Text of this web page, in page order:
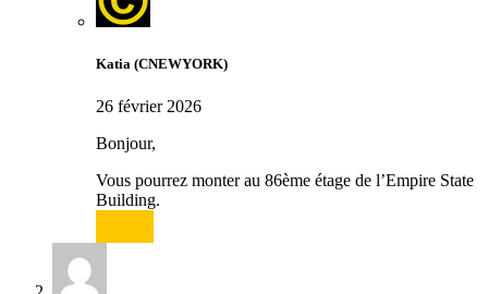
Katia (CNEWYORK)
26 février 2026
Bonjour,
Vous pourrez monter au 86ème étage de l’Empire State
Building.